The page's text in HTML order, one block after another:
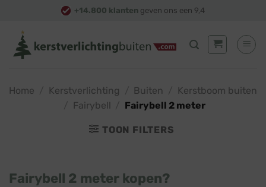
content
+14.800 klanten geven ons een 9,4
Home Kerstverlichting Buiten
Kerstboom buiten
Fairybell Fairybell 2 meter
TOON FILTERS
Fairybell 2 meter kopen?